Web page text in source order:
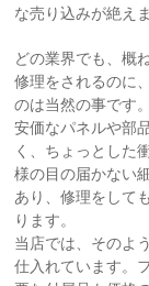
な売り込みが絶え
どの業界でも、概ね
修理をされるのに
のは当然の事です。
安価なパネルや部
く、ちょっとした
様の目の届かない
あり、修理をして
ります。
当店では、そのよ
仕入れています。